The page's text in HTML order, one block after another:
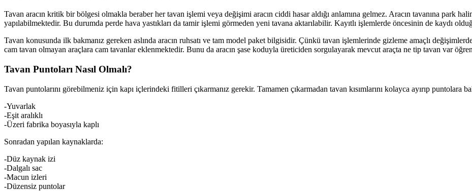
Tavan aracın kritik bir bölgesi olmakla beraber her tavan işlemi veya değişimi aracın ciddi hasar aldığı anlamına gelmez. Aracın tavanına park
yapılabilmektedir. Bu durumda perde hava yastıkları da tamir işlemi görmeden yeni tavana aktarılabilir. Kayıtlı işlemlerde öncesinin de kaydı
Tavan konusunda ilk bakmanız gereken aslında aracın ruhsatı ve tam model paket bilgisidir. Çünkü tavan işlemlerinde gizleme amaçlı
cam tavan olmayan araçlara cam tavanlar eklenmektedir. Bunu da aracın şase koduyla üreticiden sorgulayarak mevcut araçta ne tip tavan var
Tavan Puntoları Nasıl Olmalı?
Tavan puntolarını görebilmeniz için kapı içlerindeki fitilleri çıkarmanız gerekir. Tamamen çıkarmadan tavan kısımlarını kolayca ayırıp puntolara
-Yuvarlak
-Eşit aralıklı
-Üzeri fabrika boyasıyla kaplı
Sonradan yapılan kaynaklarda:
-Düz kaynak izi
-Dalgalı sac
-Macun izleri
-Düzensiz puntolar